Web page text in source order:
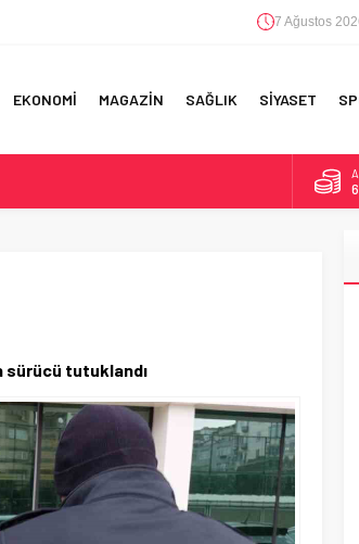
7 Ağustos
EKONOMİ MAGAZİN SAĞLIK SİYASET
sürücü tutuklandı